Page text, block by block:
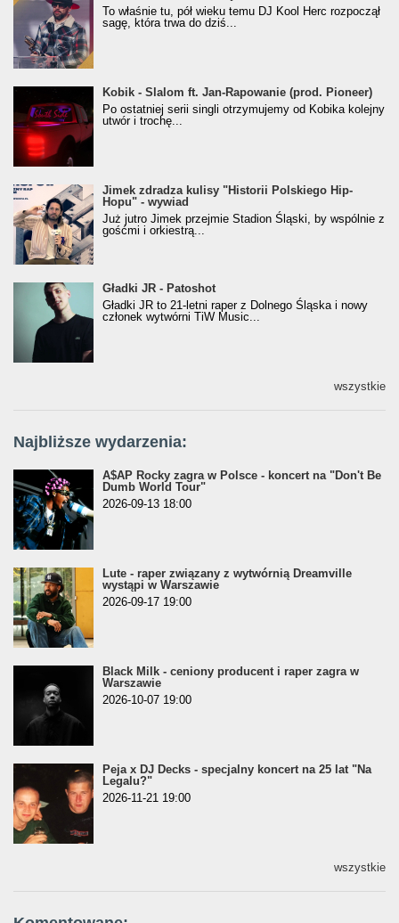
Klasyczny/Trueschoolowy Album Roku
(Popkillery 2023)To właśnie tu, pół wieku temu DJ Kool Herc rozpoczął
sagę, która trwa do dziś...
Kobik - Slalom ft. Jan-Rapowanie (prod. Pioneer)
[Official Music Visualiser]
Kobik - Slalom ft. Jan-Rapowanie (prod. Pioneer)
Po ostatniej serii singli otrzymujemy od Kobika kolejny
utwór i trochę...
Jimek zdradza kulisy "Historii Polskiego Hip-
Hopu" - wywiad
Jimek zdradza kulisy "Historii Polskiego Hip-
Hopu" - wywiad
Już jutro Jimek przejmie Stadion Śląski, by wspólnie z
gośćmi i orkiestrą...
Gładki JR - Patoshot
Gładki JR - Patoshot
Gładki JR to 21-letni raper z Dolnego Śląska i nowy
członek wytwórni TiW Music...
wszystkie
Najbliższe wydarzenia:
A$AP Rocky zagra w Polsce - koncert na "Don't Be
Dumb World Tour"
2026-09-13 18:00
Lute - raper związany z wytwórnią Dreamville
wystąpi w Warszawie
2026-09-17 19:00
Black Milk - ceniony producent i raper zagra w
Warszawie
2026-10-07 19:00
Peja x DJ Decks - specjalny koncert na 25 lat "Na
Legalu?"
2026-11-21 19:00
wszystkie